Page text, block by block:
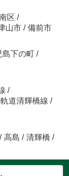
区 /
山市 / 備前市
島下の町 /
/
道清輝橋線 /
/ 高島 / 清輝橋 /